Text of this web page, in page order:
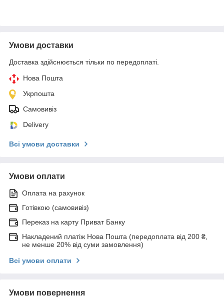
Умови доставки
Доставка здійснюється тільки по передоплаті.
Нова Пошта
Укрпошта
Самовивіз
Delivery
Всі умови доставки
Умови оплати
Оплата на рахунок
Готівкою (самовивіз)
Переказ на карту Приват Банку
Накладений платіж Нова Пошта (передоплата від 200 ₴,
не менше 20% від суми замовлення)
Всі умови оплати
Умови повернення